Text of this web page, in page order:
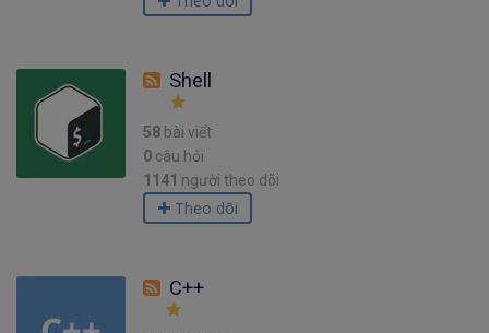
Shell
58 bài viết
0 câu hỏi
1141 người theo dõi
Theo dõi
C++